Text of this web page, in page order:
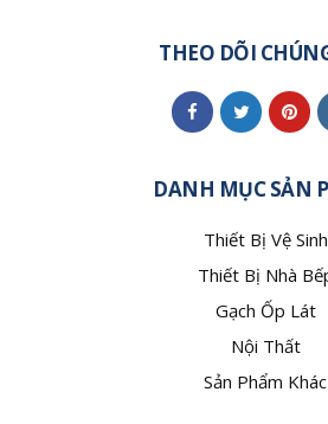
THEO DÕI
DANH MỤC SẢN
Thiết Bị Vệ Sinh
Thiết Bị Nhà
Gạch Ốp Lát
Nội Thất
Sản Phẩm Khác